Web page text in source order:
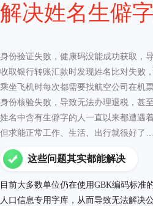
解决姓名生僻
身份验证失败，健康码没能成功获取，
收取银行转账汇款时发现姓名比对失败
乘坐飞机时每次都需要找航空公司在机
身份核验失败，导致无法办理退税，甚
姓名中含有生僻字的人一直以来都遭遇
但求能正常工作、生活、出行就很好了…
这些问题其实都能解决
目前大多数单位仍在使用GBK编码标准
人口信息专用字库，从而导致无法解决